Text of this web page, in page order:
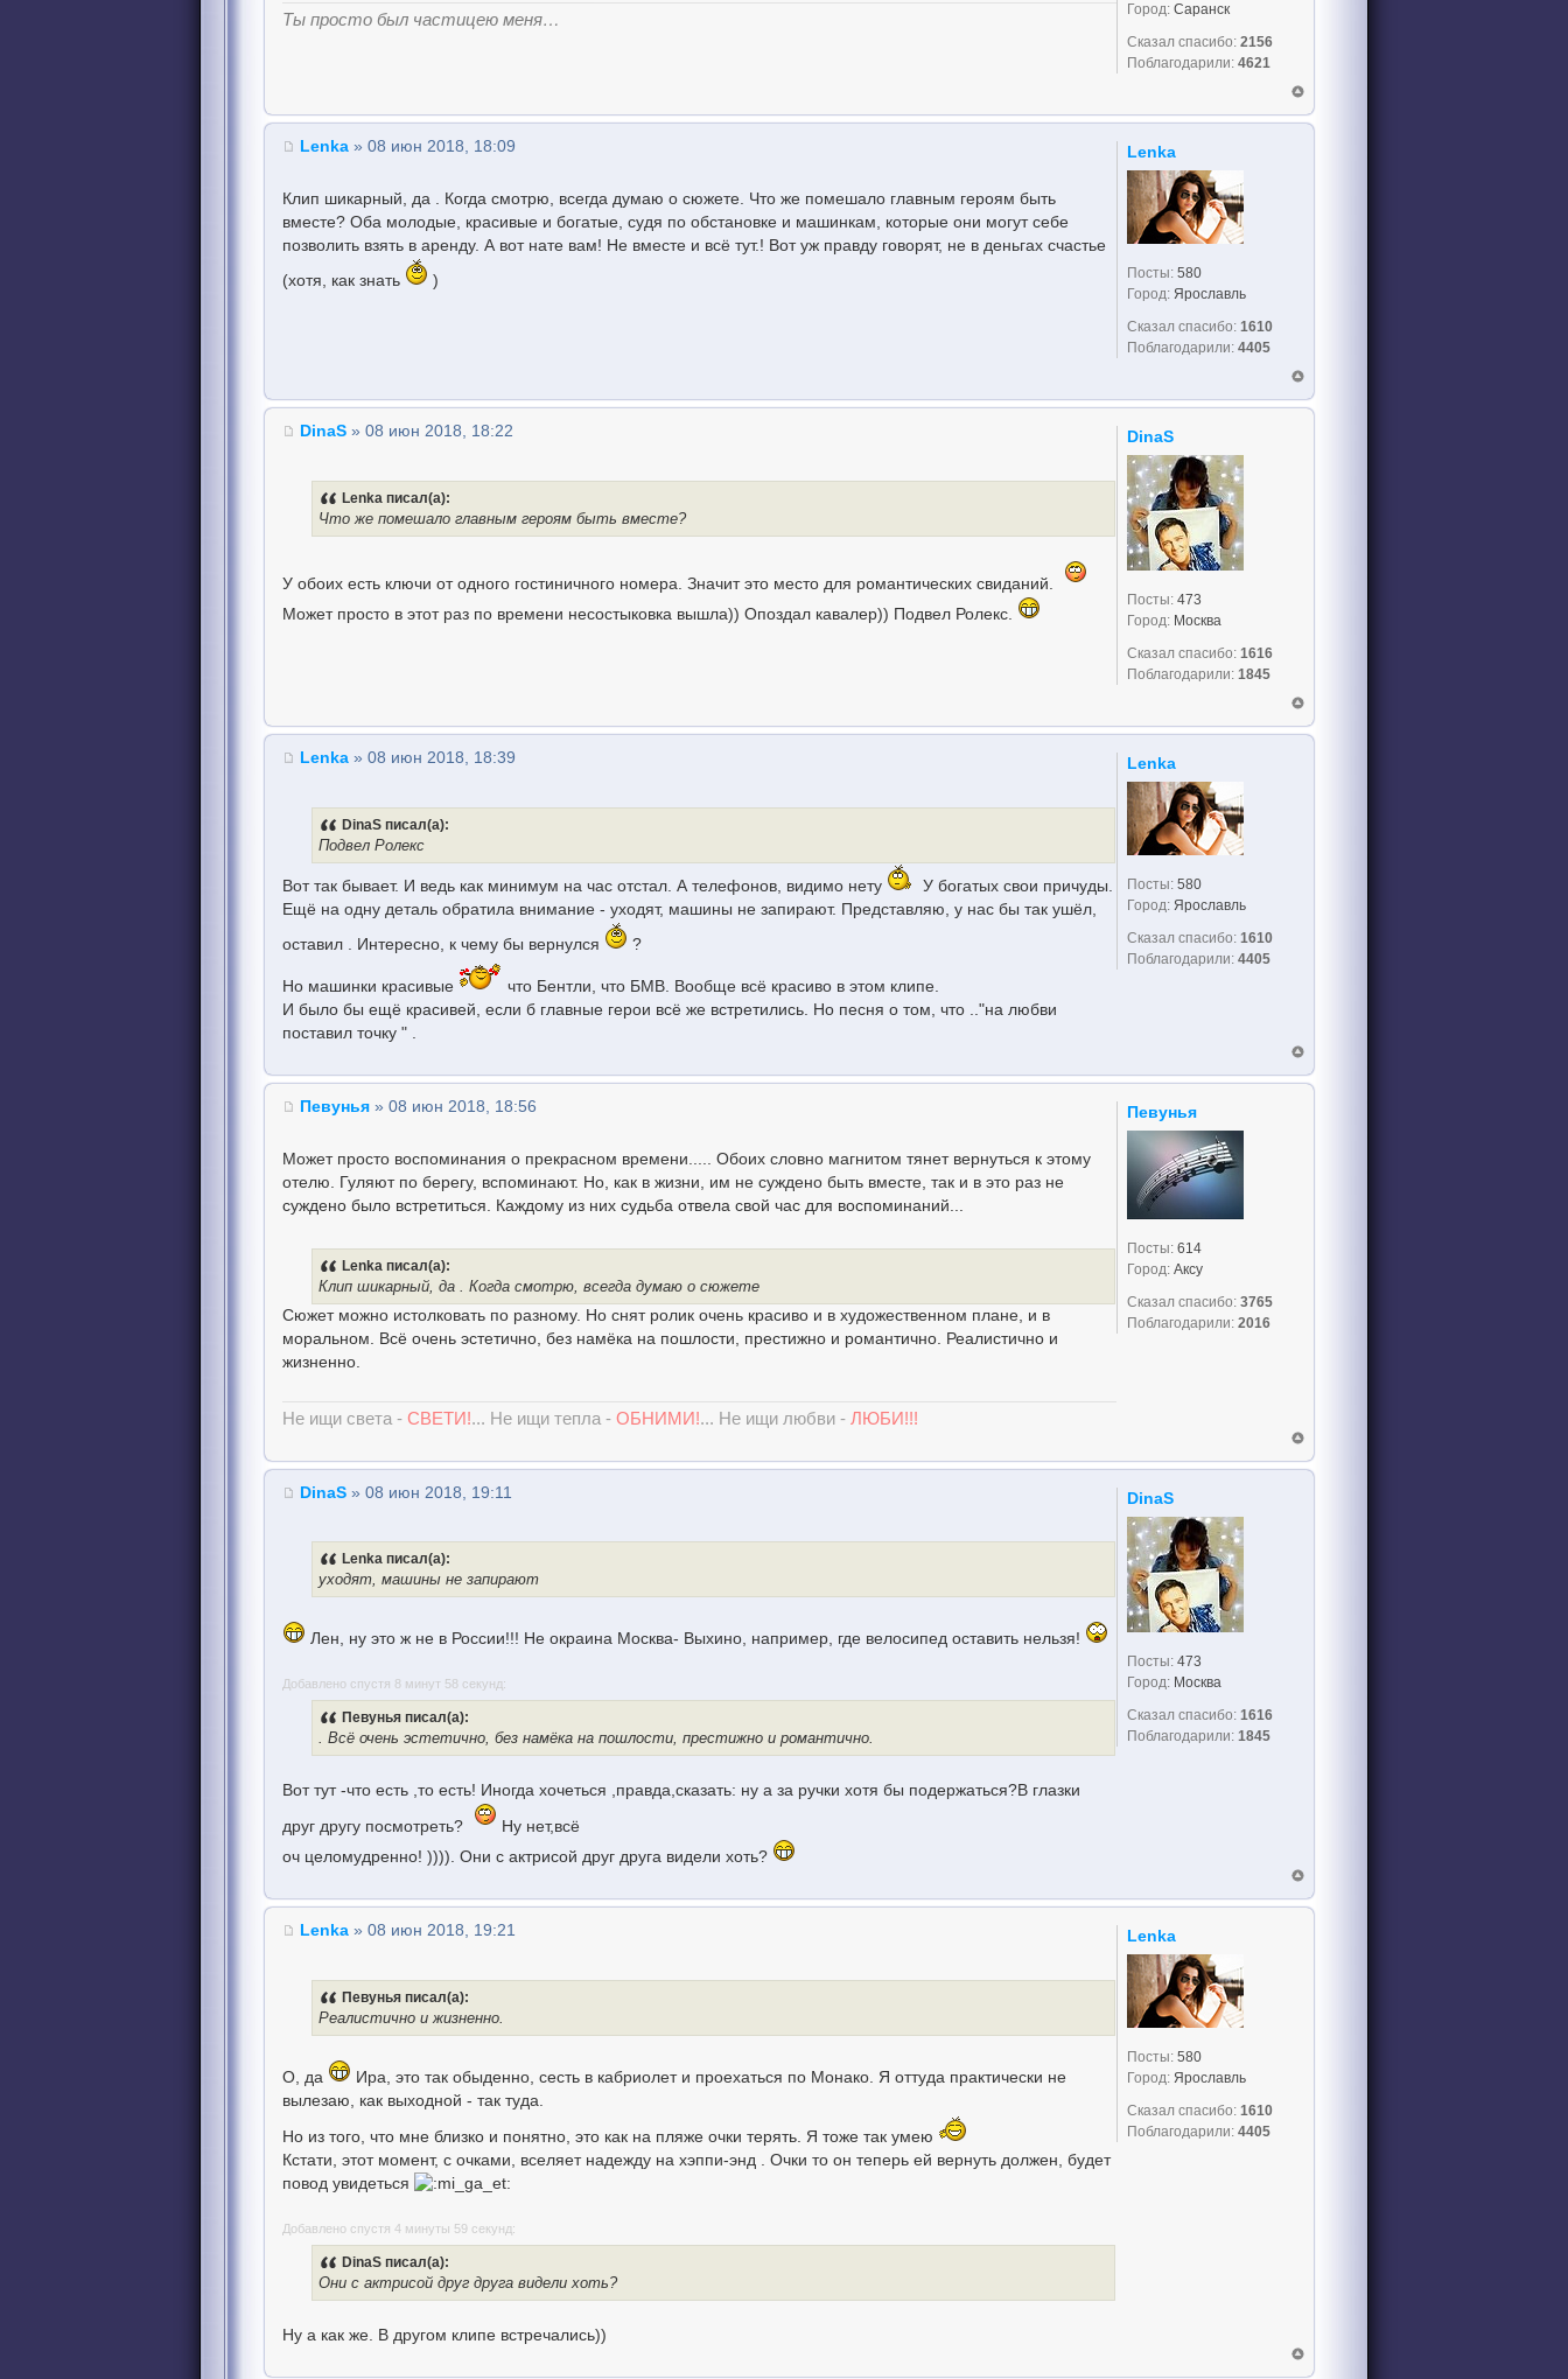
Ты просто был частицею меня…
Город: Саранск
Сказал спасибо: 2156
Поблагодарили: 4621
Lenka » 08 июн 2018, 18:09
Клип шикарный, да . Когда смотрю, всегда думаю о сюжете. Что же помешало главным героям быть
вместе? Оба молодые, красивые и богатые, судя по обстановке и машинкам, которые они могут себе
позволить взять в аренду. А вот нате вам! Не вместе и всё тут.! Вот уж правду говорят, не в деньгах счастье
(хотя, как знать
)
Lenka
Посты: 580
Город: Ярославль
Сказал спасибо: 1610
Поблагодарили: 4405
DinaS » 08 июн 2018, 18:22
Lenka писал(а):
Что же помешало главным героям быть вместе?
У обоих есть ключи от одного гостиничного номера. Значит это место для романтических свиданий.
Может просто в этот раз по времени несостыковка вышла)) Опоздал кавалер)) Подвел Ролекс.
DinaS
Посты: 473
Город: Москва
Сказал спасибо: 1616
Поблагодарили: 1845
Lenka » 08 июн 2018, 18:39
DinaS писал(а):
Подвел Ролекс
Вот так бывает. И ведь как минимум на час отстал. А телефонов, видимо нету
У богатых свои причуды.
Ещё на одну деталь обратила внимание - уходят, машины не запирают. Представляю, у нас бы так ушёл,
оставил . Интересно, к чему бы вернулся
?
Но машинки красивые
что Бентли, что БМВ. Вообще всё красиво в этом клипе.
И было бы ещё красивей, если б главные герои всё же встретились. Но песня о том, что .."на любви
поставил точку " .
Lenka
Посты: 580
Город: Ярославль
Сказал спасибо: 1610
Поблагодарили: 4405
Певунья » 08 июн 2018, 18:56
Может просто воспоминания о прекрасном времени..... Обоих словно магнитом тянет вернуться к этому
отелю. Гуляют по берегу, вспоминают. Но, как в жизни, им не суждено быть вместе, так и в это раз не
суждено было встретиться. Каждому из них судьба отвела свой час для воспоминаний...
Lenka писал(а):
Клип шикарный, да . Когда смотрю, всегда думаю о сюжете
Сюжет можно истолковать по разному. Но снят ролик очень красиво и в художественном плане, и в
моральном. Всё очень эстетично, без намёка на пошлости, престижно и романтично. Реалистично и
жизненно.
Не ищи света - СВЕТИ!... Не ищи тепла - ОБНИМИ!... Не ищи любви - ЛЮБИ!!!
Певунья
Посты: 614
Город: Аксу
Сказал спасибо: 3765
Поблагодарили: 2016
DinaS » 08 июн 2018, 19:11
Lenka писал(а):
уходят, машины не запирают
Лен, ну это ж не в России!!! Не окраина Москва- Выхино, например, где велосипед оставить нельзя!
Добавлено спустя 8 минут 58 секунд:
Певунья писал(а):
. Всё очень эстетично, без намёка на пошлости, престижно и романтично.
Вот тут -что есть ,то есть! Иногда хочеться ,правда,сказать: ну а за ручки хотя бы подержаться?В глазки
друг другу посмотреть?
Ну нет,всё
оч целомудренно! )))). Они с актрисой друг друга видели хоть?
DinaS
Посты: 473
Город: Москва
Сказал спасибо: 1616
Поблагодарили: 1845
Lenka » 08 июн 2018, 19:21
Певунья писал(а):
Реалистично и жизненно.
О, да
Ира, это так обыденно, сесть в кабриолет и проехаться по Монако. Я оттуда практически не
вылезаю, как выходной - так туда.
Но из того, что мне близко и понятно, это как на пляже очки терять. Я тоже так умею
Кстати, этот момент, с очками, вселяет надежду на хэппи-энд . Очки то он теперь ей вернуть должен, будет
повод увидеться
Добавлено спустя 4 минуты 59 секунд:
DinaS писал(а):
Они с актрисой друг друга видели хоть?
Ну а как же. В другом клипе встречались))
Lenka
Посты: 580
Город: Ярославль
Сказал спасибо: 1610
Поблагодарили: 4405